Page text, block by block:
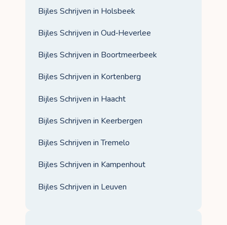
Bijles Schrijven in Holsbeek
Bijles Schrijven in Oud‑Heverlee
Bijles Schrijven in Boortmeerbeek
Bijles Schrijven in Kortenberg
Bijles Schrijven in Haacht
Bijles Schrijven in Keerbergen
Bijles Schrijven in Tremelo
Bijles Schrijven in Kampenhout
Bijles Schrijven in Leuven